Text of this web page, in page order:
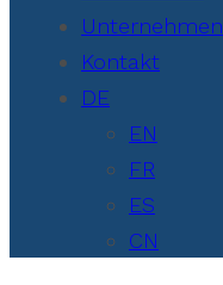
Unternehmen
Kontakt
DE
EN
FR
ES
CN